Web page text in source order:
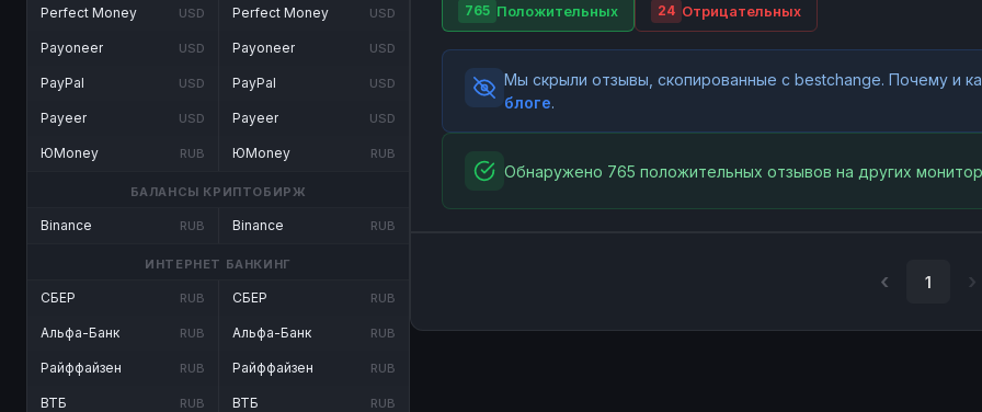
Perfect Money USD
Payoneer USD
PayPal USD
Payeer USD
ЮMoney RUB
Perfect Money USD
Payoneer USD
PayPal USD
Payeer USD
ЮMoney RUB
БАЛАНСЫ КРИПТОБИРЖ
Binance RUB Binance RUB
ИНТЕРНЕТ БАНКИНГ
СБЕР RUB
Альфа-Банк RUB
Райффайзен RUB
ВТБ RUB
СБЕР RUB
Альфа-Банк RUB
Райффайзен RUB
ВТБ RUB
765 Положительных 24 Отрицательных
Мы скрыли отзывы, скопированные с bestchange. Почему и
блоге.
Обнаружено 765 положительных отзывов на других
1